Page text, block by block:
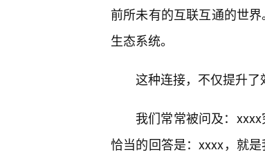
前所未有的互联互通的世
生态系统。
这种连接，不仅提升了
我们常常被问及：
恰当的回答是：xxxx，就